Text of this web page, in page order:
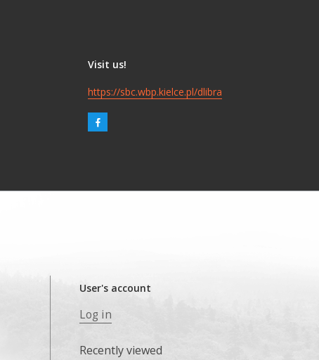
Visit us!
https://sbc.wbp.kielce.pl/dlibra
User's account
Log in
Recently viewed